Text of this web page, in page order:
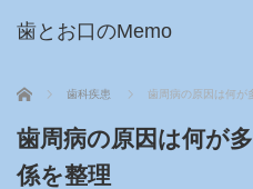
歯とお口のMemo
ホーム 歯科疾患 歯周病の原因は何が
歯周病の原因は何が
係を整理